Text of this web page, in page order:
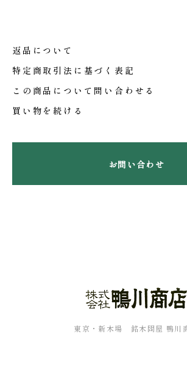
返品について
特定商取引法に基づく表記
この商品について問い合わせる
買い物を続ける
お問い合わせ
東京・新木場 銘木問屋 鴨川